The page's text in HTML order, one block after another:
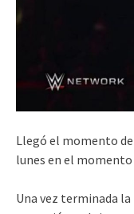
Llegó el momento
lunes en el momento
Una vez terminada